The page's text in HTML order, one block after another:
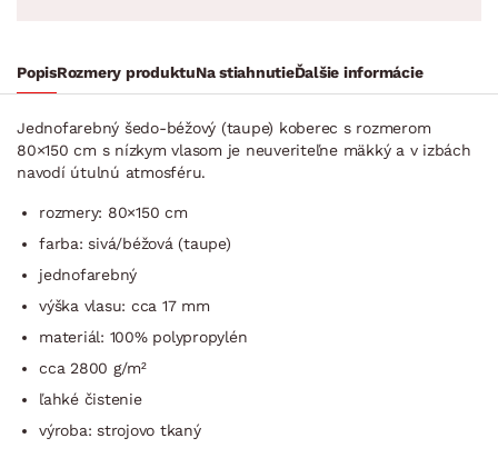
PopisRozmery produktuNa stiahnutieĎalšie informácie
Jednofarebný šedo-béžový (taupe) koberec s rozmerom
80×150 cm s nízkym vlasom je neuveriteľne mäkký a v izbách
navodí útulnú atmosféru.
rozmery: 80×150 cm
farba: sivá/béžová (taupe)
jednofarebný
výška vlasu: cca 17 mm
materiál: 100% polypropylén
cca 2800 g/m²
ľahké čistenie
výroba: strojovo tkaný